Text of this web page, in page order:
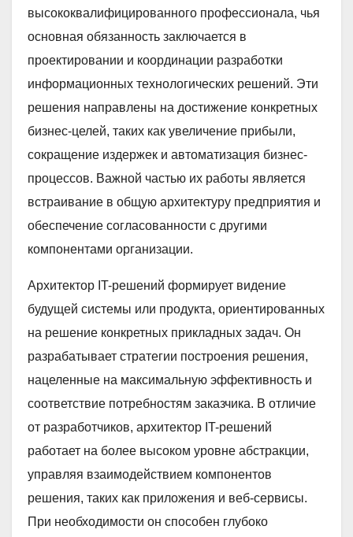
высококвалифицированного профессионала, чья
основная обязанность заключается в
проектировании и координации разработки
информационных технологических решений. Эти
решения направлены на достижение конкретных
бизнес-целей, таких как увеличение прибыли,
сокращение издержек и автоматизация бизнес-
процессов. Важной частью их работы является
встраивание в общую архитектуру предприятия и
обеспечение согласованности с другими
компонентами организации.
Архитектор IT-решений формирует видение
будущей системы или продукта, ориентированных
на решение конкретных прикладных задач. Он
разрабатывает стратегии построения решения,
нацеленные на максимальную эффективность и
соответствие потребностям заказчика. В отличие
от разработчиков, архитектор IT-решений
работает на более высоком уровне абстракции,
управляя взаимодействием компонентов
решения, таких как приложения и веб-сервисы.
При необходимости он способен глубоко